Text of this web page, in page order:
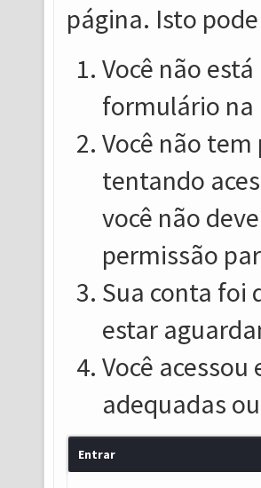
página. Isto
Você não
formulário na
Você não
tentando
você não
permissão
Sua conta foi
estar
Você
adequadas
Entrar